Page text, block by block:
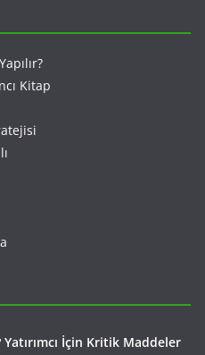
Kitap
Yatırımcı İçin Kritik Maddeler